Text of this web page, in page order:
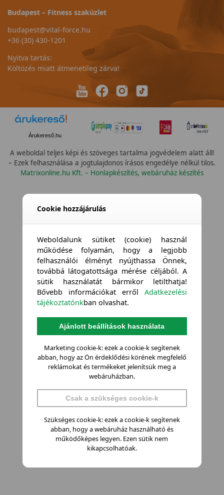
Budapest – Fitness szaküzlet
budapest@vital-force.hu
+36 (30) 430-1201
Nyitva tartás:
Költözés miatt átmenetileg zárva!
Árukereső.hu
A weboldal teljes képi és szöveges tartalma jogvédelem alatt áll!
– Ezek felhasználása a jogtulajdonos írásos engedélye nélkül tilos.
Matrixonline.hu Kft. – Honlapkészítés, webáruház készítés
Cookie hozzájárulás
Weboldalunk sütiket (cookie) használ
működése folyamán, hogy a legjobb
felhasználói élményt nyújthassa Önnek,
továbbá látogatottsága mérése céljából. A
sütik használatát bármikor letilthatja!
Bővebb információkat errőlAdatkezelési
tájékoztatónkban olvashat.
Ajánlott beállítások használata
Marketing cookie-k: ezek a cookie-k segítenek
abban, hogy az Ön érdeklődési körének megfelelő
reklámokat és termékeket jelenítsük meg a
webáruházban.
Csak a szükséges cookie-k
Szükséges cookie-k: ezek a cookie-k segítenek
abban, hogy a webáruház használható és
működőképes legyen. Ezen sütik nem
kikapcsolhatóak.